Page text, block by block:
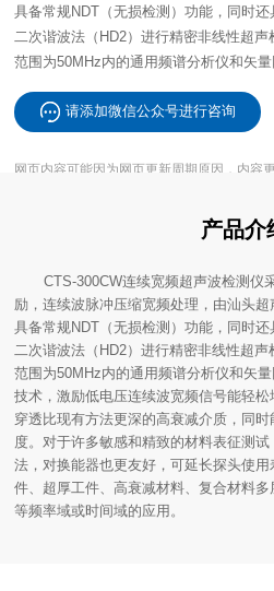
范围为50MHz内的通用频谱分析仪和矢量
请添加微信公众号进行咨询
产品介
等频率域或时间域的应用。